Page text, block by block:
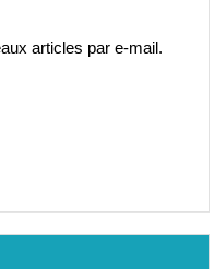
articles par e-mail.